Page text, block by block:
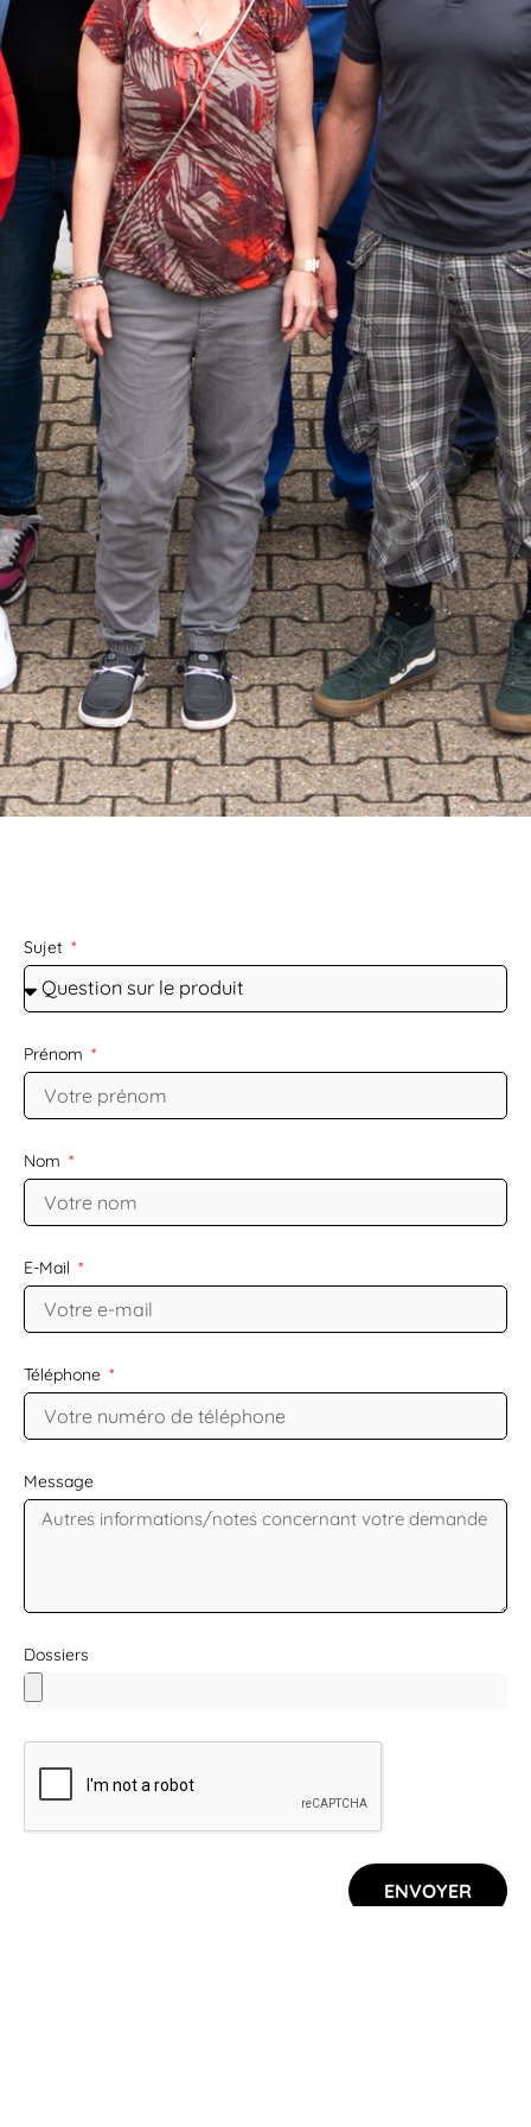
Sujet
Prénom
Nom
E-Mail
Téléphone
Message
Dossiers
ENVOYER